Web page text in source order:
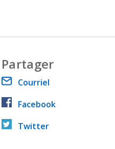
Partager
Courriel
Facebook
Twitter